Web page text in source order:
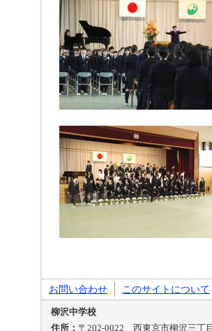
お問い合わせ このサイトについて
柳沢中学校
住所： 〒202-0022 西東京市柳沢三丁